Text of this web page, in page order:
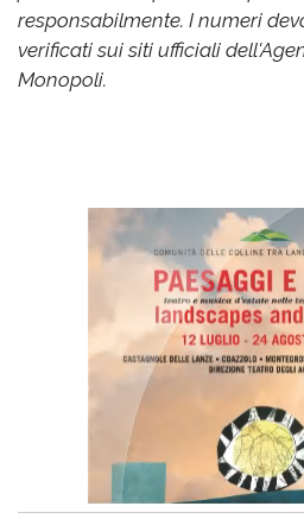
responsabilmente. I numeri
verificati sui siti ufficiali
Monopoli.